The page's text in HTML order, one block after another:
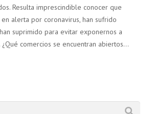
Resulta imprescindible conocer que
alerta por coronavirus, han sufrido
suprimido para evitar exponernos a
comercios se encuentran abiertos…